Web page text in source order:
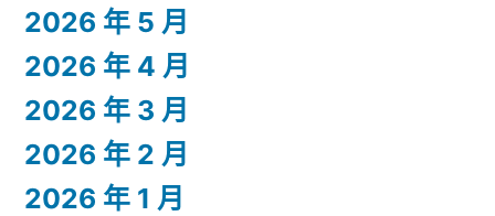
2026 年 5 月
2026 年 4 月
2026 年 3 月
2026 年 2 月
2026 年 1 月